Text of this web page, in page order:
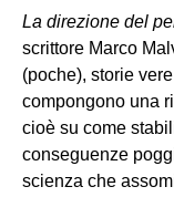
La direzione del
scrittore Marco
(poche), storie
compongono una
cioè su come
conseguenze
scienza che